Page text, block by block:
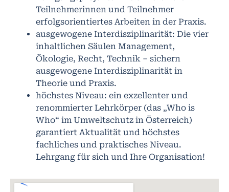
Teilnehmerinnen und Teilnehmer
erfolgsorientiertes Arbeiten in der Praxis.
ausgewogene Interdisziplinarität: Die vier
inhaltlichen Säulen Management,
Ökologie, Recht, Technik – sichern
ausgewogene Interdisziplinarität in
Theorie und Praxis.
höchstes Niveau: ein exzellenter und
renommierter Lehrkörper (das „Who is
Who“ im Umweltschutz in Österreich)
garantiert Aktualität und höchstes
fachliches und praktisches Niveau.
Lehrgang für sich und Ihre Organisation!